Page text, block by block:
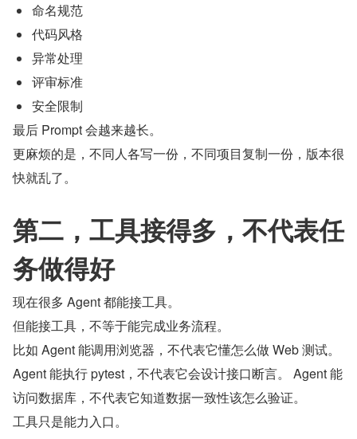
命名规范
代码风格
异常处理
评审标准
安全限制
最后 Prompt 会越来越长。
更麻烦的是，不同人各写一份，不同项目复制一份，版本很
快就乱了。
第二，工具接得多，不代表任
务做得好
现在很多 Agent 都能接工具。
但能接工具，不等于能完成业务流程。
比如 Agent 能调用浏览器，不代表它懂怎么做 Web 测试。
Agent 能执行 pytest，不代表它会设计接口断言。 Agent 能
访问数据库，不代表它知道数据一致性该怎么验证。
工具只是能力入口。